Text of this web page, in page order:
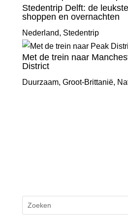
Stedentrip Delft: de
shoppen en overnachten
Nederland, Stedentrip
Met de trein naar
District
Duurzaam, Groot-Brittanië,